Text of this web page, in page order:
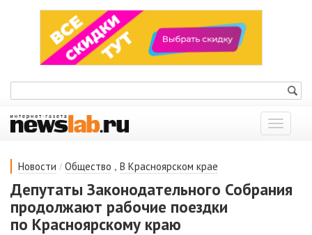
Показать
меню
Новости / Общество , В Красноярском крае
Депутаты Законодательного Собрания
продолжают рабочие поездки
по Красноярскому краю